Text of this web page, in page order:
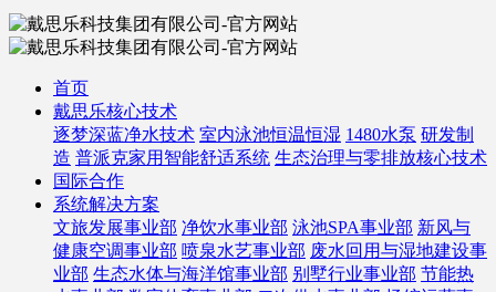
首页
戴思乐核心技术
逐梦深蓝净水技术 室内泳池恒温恒湿 1480水泵 研发制
造 普派克家用智能舒适系统 生态治理与零排放核心技术
国际合作
系统解决方案
文旅发展事业部 净饮水事业部 泳池SPA事业部 新风与
健康空调事业部 喷泉水艺事业部 废水回用与湿地建设事
业部 生态水体与海洋馆事业部 别墅行业事业部 节能热